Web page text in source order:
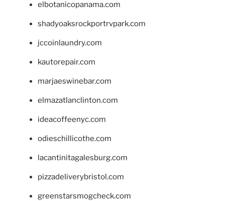
elbotanicopanama.com
shadyoaksrockportrvpark.com
jccoinlaundry.com
kautorepair.com
marjaeswinebar.com
elmazatlanclinton.com
ideacoffeenyc.com
odieschillicothe.com
lacantinitagalesburg.com
pizzadeliverybristol.com
greenstarsmogcheck.com